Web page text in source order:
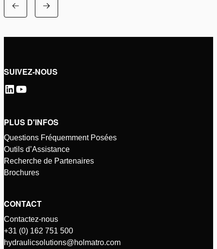
SUIVEZ-NOUS
PLUS D'INFOS
Questions Fréquemment Posées
Outils d’Assistance
Recherche de Partenaires
Brochures
CONTACT
Contactez-nous
+31 (0) 162 751 500
hydraulicsolutions@holmatro.com